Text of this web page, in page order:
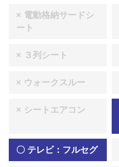
× 電動格納サードシ
ート
× ３列シート
× ウォークスルー
× シートエアコン
〇 テレビ：フルセグ